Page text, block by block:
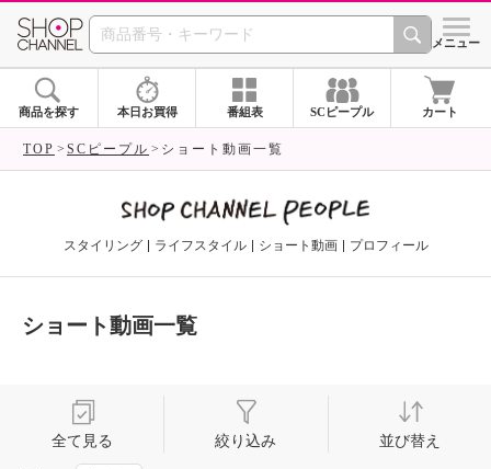
SHOP CHANNEL シメニュー
商品を探す 本日お買得 番組表 SCピープル カート
TOP SCピープル ショート動画一覧
スタイリング ライフスタイル ショート動画 プロフィール
ショート動画一覧
全て見る 絞り込み 並び替え